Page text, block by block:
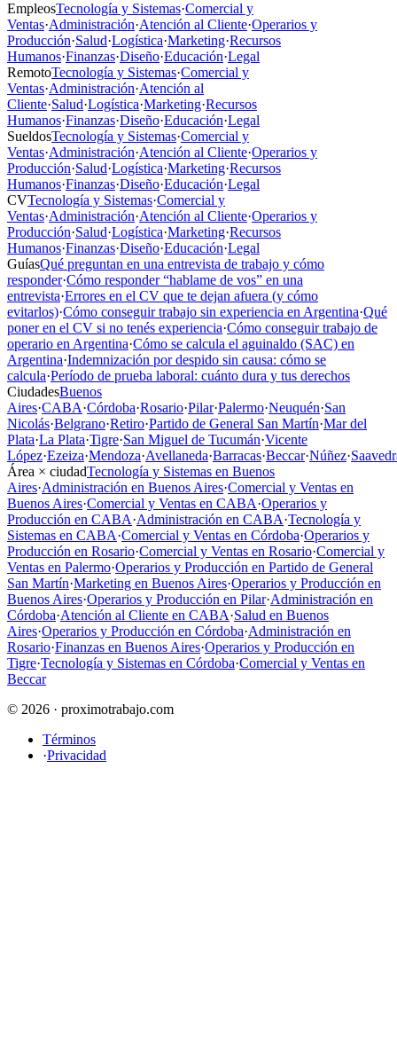
EmpleosTecnología y Sistemas·Comercial y
Ventas·Administración·Atención al Cliente·Operarios y
Producción·Salud·Logística·Marketing·Recursos
Humanos·Finanzas·Diseño·Educación·Legal
RemotoTecnología y Sistemas·Comercial y
Ventas·Administración·Atención al
Cliente·Salud·Logística·Marketing·Recursos
Humanos·Finanzas·Diseño·Educación·Legal
SueldosTecnología y Sistemas·Comercial y
Ventas·Administración·Atención al Cliente·Operarios y
Producción·Salud·Logística·Marketing·Recursos
Humanos·Finanzas·Diseño·Educación·Legal
CVTecnología y Sistemas·Comercial y
Ventas·Administración·Atención al Cliente·Operarios y
Producción·Salud·Logística·Marketing·Recursos
Humanos·Finanzas·Diseño·Educación·Legal
GuíasQué preguntan en una entrevista de trabajo y cómo
responder·Cómo responder “hablame de vos” en una
entrevista·Errores en el CV que te dejan afuera (y cómo
evitarlos)·Cómo conseguir trabajo sin experiencia en Argentina·Qué
poner en el CV si no tenés experiencia·Cómo conseguir trabajo de
operario en Argentina·Cómo se calcula el aguinaldo (SAC) en
Argentina·Indemnización por despido sin causa: cómo se
calcula·Período de prueba laboral: cuánto dura y tus derechos
CiudadesBuenos
Aires·CABA·Córdoba·Rosario·Pilar·Palermo·Neuquén·San
Nicolás·Belgrano·Retiro·Partido de General San Martín·Mar del
Plata·La Plata·Tigre·San Miguel de Tucumán·Vicente
López·Ezeiza·Mendoza·Avellaneda·Barracas·Beccar·Núñez·
Área × ciudadTecnología y Sistemas en Buenos
Aires·Administración en Buenos Aires·Comercial y Ventas en
Buenos Aires·Comercial y Ventas en CABA·Operarios y
Producción en CABA·Administración en CABA·Tecnología y
Sistemas en CABA·Comercial y Ventas en Córdoba·Operarios y
Producción en Rosario·Comercial y Ventas en Rosario·Comercial y
Ventas en Palermo·Operarios y Producción en Partido de General
San Martín·Marketing en Buenos Aires·Operarios y Producción en
Buenos Aires·Operarios y Producción en Pilar·Administración en
Córdoba·Atención al Cliente en CABA·Salud en Buenos
Aires·Operarios y Producción en Córdoba·Administración en
Rosario·Finanzas en Buenos Aires·Operarios y Producción en
Tigre·Tecnología y Sistemas en Córdoba·Comercial y Ventas en
Beccar
© 2026 · proximotrabajo.com
Términos
·Privacidad